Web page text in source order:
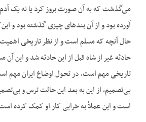
می‌گذشت که به آن صورت بروز کرد یا نه یک
آورده بود و از آن بندهای چیزی گذشته بود و
حال آنچه که مسلم است و از نظر تاریخی اهمیت
حادثه غیر از شاه قبل از این حادثه شد و این
تاریخی مهم است، در تحول اوضاع ایران مهم
بی‌تصمیم، از این به بعد این حالت ترس و
است و این عملاً به خرابی کار او کمک کرده